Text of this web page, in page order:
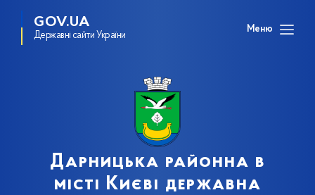
GOV.UA
Державні сайти України
Меню
Дарницька районна в
місті Києві державна